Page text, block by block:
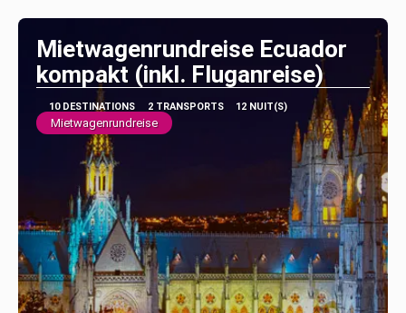
Mietwagenrundreise Ecuador
kompakt (inkl. Fluganreise)
10 DESTINATIONS 2 TRANSPORTS 12 NUIT(S)
Mietwagenrundreise